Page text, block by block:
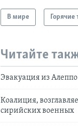
В мире Горячие
Читайте
Эвакуация из
Коалиция,
сирийских военных